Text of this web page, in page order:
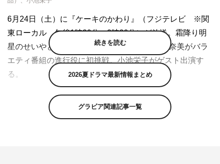
6月24日（土）に『ケーキのかわり』（フジテレビ ※関
東ローカル 午後1時30分～2時30分）が放送。霜降り明
星のせいやと粗品がMCを務め、俳優・小西真奈美がバラ
エティ番組の進行役に初挑戦。小池栄子がゲスト出演す
る。
この番組は、見たら誰もが“ごきげん”になること請け合い
の“〇〇した結果”というVTRをお届けする新感覚バラエテ
続きを読む
2026夏ドラマ最新情報まとめ
グラビア関連記事一覧